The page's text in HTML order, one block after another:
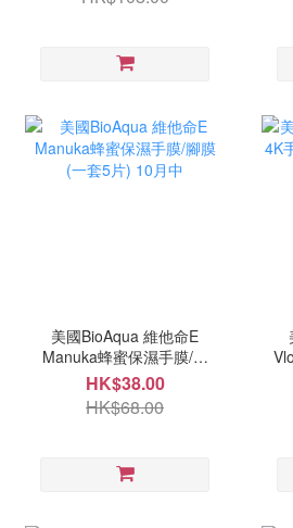
美國BioAqua 維他命E
Manuka蜂蜜保濕手膜/腳
膜(一套5片) 10月中
HK$38.00
HK$68.00